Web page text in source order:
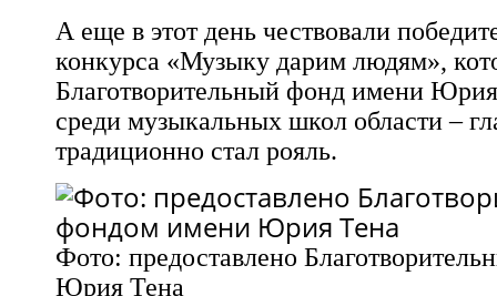
А еще в этот день чествовали
конкурса «Музыку дарим людям»,
Благотворительный фонд имени
среди музыкальных школ области –
традиционно стал рояль.
Фото: предоставлено
Юрия Тена